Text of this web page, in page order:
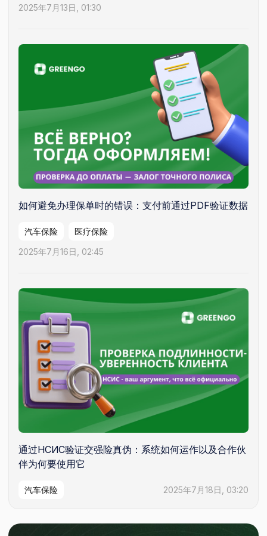
2025年7月13日, 01:30
如何避免办理保单时的错误：支付前通过PDF验证数据
汽车保险
医疗保险
2025年7月16日, 02:45
通过НСИС验证交强险真伪：系统如何运作以及合作伙
伴为何要使用它
汽车保险 2025年7月18日, 03:20